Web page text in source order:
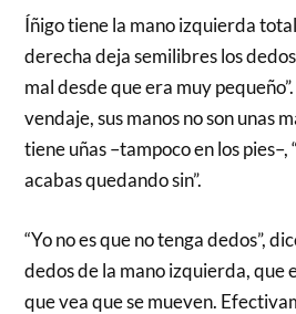
Íñigo tiene la mano izquierda
derecha deja semilibres los
mal desde que era muy
vendaje, sus manos no son unas
tiene uñas –tampoco en los pies–,
acabas quedando sin”.
“Yo no es que no tenga dedos”,
dedos de la mano izquierda, que
que vea que se mueven.